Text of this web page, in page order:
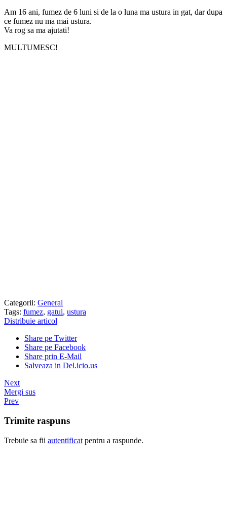
Am 16 ani, fumez de 6 luni si de la o luna ma ustura in gat, dar dupa
ce fumez nu ma mai ustura.
Va rog sa ma ajutati!
MULTUMESC!
Categorii: General
Tags: fumez, gatul, ustura
Distribuie articol
Share pe Twitter
Share pe Facebook
Share prin E-Mail
Salveaza in Del.icio.us
Next
Mergi sus
Prev
Trimite raspuns
Trebuie sa fii autentificat pentru a raspunde.